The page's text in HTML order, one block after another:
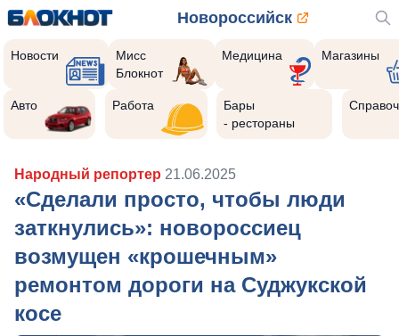
Новороссийск
Новости
Мисс
Блокнот
Медицина Магазины
Авто Работа
Бары
- рестораны
Народный репортер 21.06.2025
«Сделали просто, чтобы люди
заткнулись»: новороссиец
возмущен «крошечным»
ремонтом дороги на Суджукской
косе